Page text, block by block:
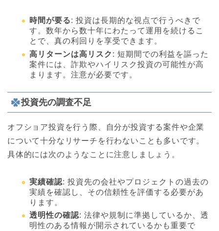
時間が要る: 投資は長期的な視点で行うべきで
す。数年から数十年にわたって運用を続けるこ
とで、真の利回りを享受できます。
高リターンは高リスク : 短期間での利益を謳った
案件には、詐欺やハイリスク投資の可能性が高
まります。注意が必要です。
投資先の調査不足
オフショア投資を行う際、自分が投資する案件や企業
について十分なリサーチを行わないことも多いです。
具体的には次のようなことに注意しましょう。
実績確認: 投資先の会社やプロジェクトの過去の
実績を確認し、その信頼性を評価する必要があ
ります。
透明性の確認: 法律や規制に準拠しているか、透
明性のある情報が開示されているかも重要で